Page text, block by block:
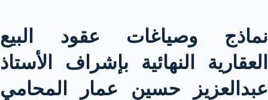
نماذج وصياغات عقود البيع
العقارية النهائية بإشراف الأستاذ
عبدالعزيز حسين عمار المحامي